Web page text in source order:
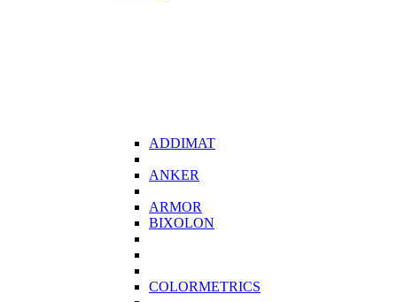
ADDIMAT
ANKER
ARMOR
BIXOLON
COLORMETRICS